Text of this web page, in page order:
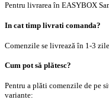
Pentru livrarea în EASYBOX
In cat timp livrati comanda?
Comenzile se livrează în 1-3
Cum pot să plătesc?
Pentru a plăti comenzile de pe
variante: